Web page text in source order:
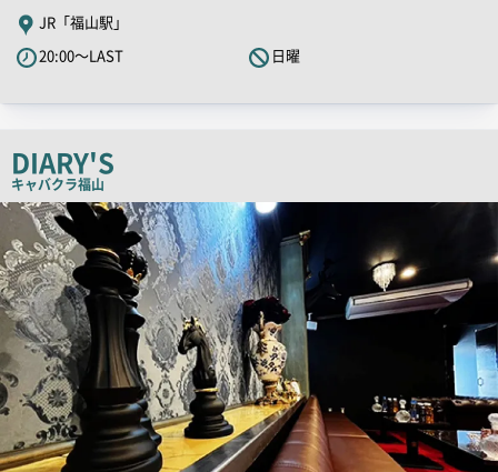
PR
キ
ャ
ピ
ー
JR「福山駅」
20:00～LAST
日曜
DIARY'S
キャバクラ福山
店
PR
画
像